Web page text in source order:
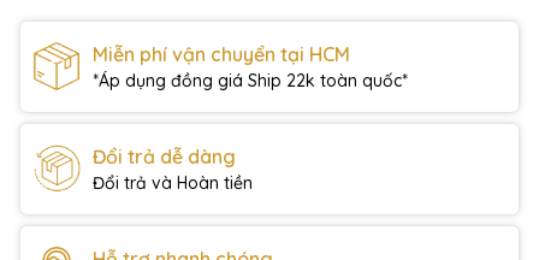
Miễn phí vận chuyển tại HCM
*Áp dụng đồng giá Ship 22k toàn quốc*
Đổi trả dễ dàng
Đổi trả và Hoàn tiền